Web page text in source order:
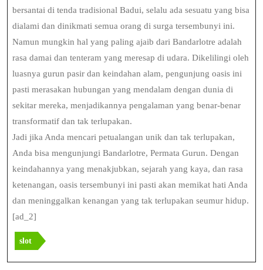
bersantai di tenda tradisional Badui, selalu ada sesuatu yang bisa
dialami dan dinikmati semua orang di surga tersembunyi ini.
Namun mungkin hal yang paling ajaib dari Bandarlotre adalah
rasa damai dan tenteram yang meresap di udara. Dikelilingi oleh
luasnya gurun pasir dan keindahan alam, pengunjung oasis ini
pasti merasakan hubungan yang mendalam dengan dunia di
sekitar mereka, menjadikannya pengalaman yang benar-benar
transformatif dan tak terlupakan.
Jadi jika Anda mencari petualangan unik dan tak terlupakan,
Anda bisa mengunjungi Bandarlotre, Permata Gurun. Dengan
keindahannya yang menakjubkan, sejarah yang kaya, dan rasa
ketenangan, oasis tersembunyi ini pasti akan memikat hati Anda
dan meninggalkan kenangan yang tak terlupakan seumur hidup.
[ad_2]
slot